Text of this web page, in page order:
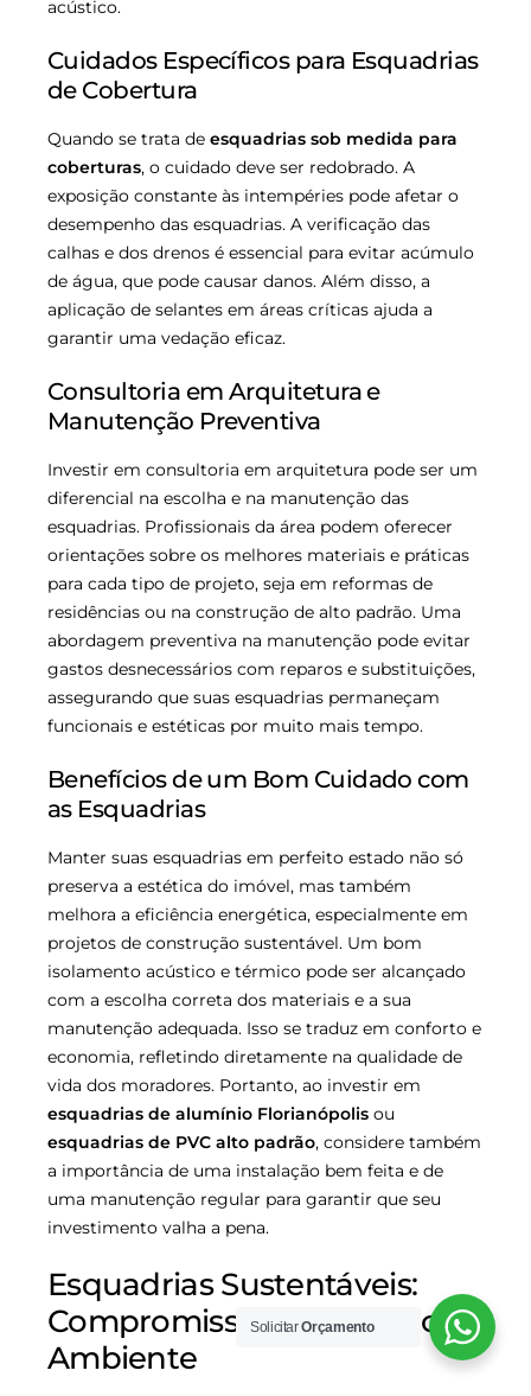
acústico.
Cuidados Específicos para Esquadrias
de Cobertura
Quando se trata de esquadrias sob medida para
coberturas, o cuidado deve ser redobrado. A
exposição constante às intempéries pode afetar o
desempenho das esquadrias. A verificação das
calhas e dos drenos é essencial para evitar acúmulo
de água, que pode causar danos. Além disso, a
aplicação de selantes em áreas críticas ajuda a
garantir uma vedação eficaz.
Consultoria em Arquitetura e
Manutenção Preventiva
Investir em consultoria em arquitetura pode ser um
diferencial na escolha e na manutenção das
esquadrias. Profissionais da área podem oferecer
orientações sobre os melhores materiais e práticas
para cada tipo de projeto, seja em reformas de
residências ou na construção de alto padrão. Uma
abordagem preventiva na manutenção pode evitar
gastos desnecessários com reparos e substituições,
assegurando que suas esquadrias permaneçam
funcionais e estéticas por muito mais tempo.
Benefícios de um Bom Cuidado com
as Esquadrias
Manter suas esquadrias em perfeito estado não só
preserva a estética do imóvel, mas também
melhora a eficiência energética, especialmente em
projetos de construção sustentável. Um bom
isolamento acústico e térmico pode ser alcançado
com a escolha correta dos materiais e a sua
manutenção adequada. Isso se traduz em conforto e
economia, refletindo diretamente na qualidade de
vida dos moradores. Portanto, ao investir em
esquadrias de alumínio Florianópolis ou
esquadrias de PVC alto padrão, considere também
a importância de uma instalação bem feita e de
uma manutenção regular para garantir que seu
investimento valha a pena.
Esquadrias Sustentáveis:
Compromisso com o Meio
Ambiente
SolicitarOrçamento